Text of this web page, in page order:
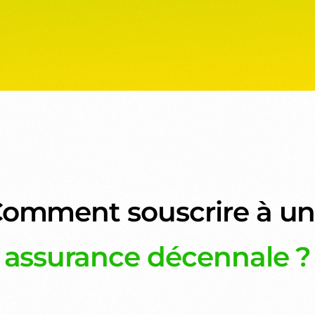
souscrire à
assurance décennale ?